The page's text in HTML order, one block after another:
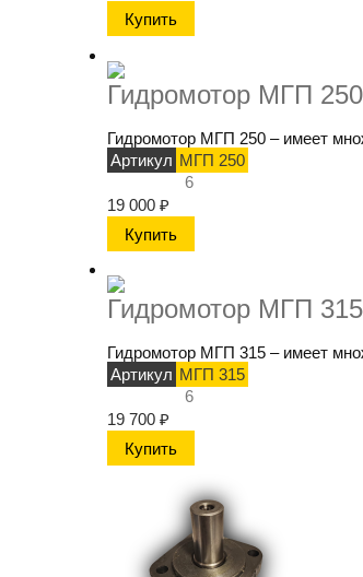
Гидромотор МГП 250
Гидромотор МГП 250 – имеет
Артикул МГП 250
6
19 000 ₽
Гидромотор МГП 315
Гидромотор МГП 315 – имеет
Артикул МГП 315
6
19 700 ₽